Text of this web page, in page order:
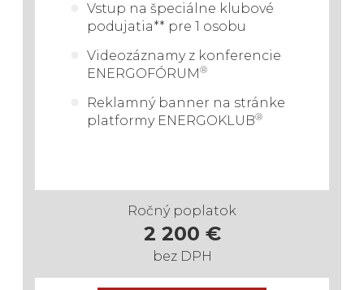
Vstup na špeciálne klubové
podujatia** pre 1 osobu
Videozáznamy z konferencie
ENERGOFÓRUM®
Reklamný banner na stránke
platformy ENERGOKLUB®
Ročný poplatok
2 200 €
bez DPH